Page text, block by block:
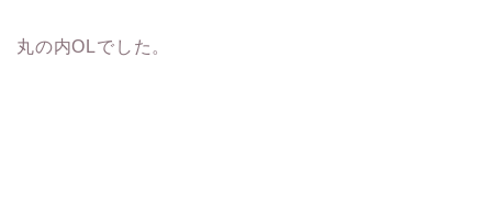
丸の内OLでした。